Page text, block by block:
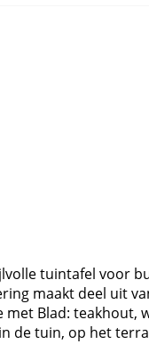
tuintafel voor
maakt deel uit
Blad:
de tuin, op het